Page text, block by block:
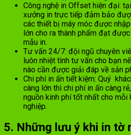
Công nghệ in Offset hiện đại:
xưởng in trực tiếp đảm bảo
các thiết bị máy móc được
lớn cho ra thành phẩm đạt
mẫu in.
Tư vấn 24/7: đội ngũ chuyên
luôn nhiệt tình tư vấn cho bạn
nào cần được giải đáp về sản
Chi phí in ấn tiết kiệm: Quý
càng lớn thì chi phí in ấn càng
nguồn kinh phí tốt nhất cho mỗi
nghiệp.
5. Những lưu ý khi in tờ